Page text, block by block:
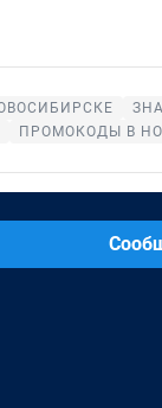
ПРОМОКОДЫ В